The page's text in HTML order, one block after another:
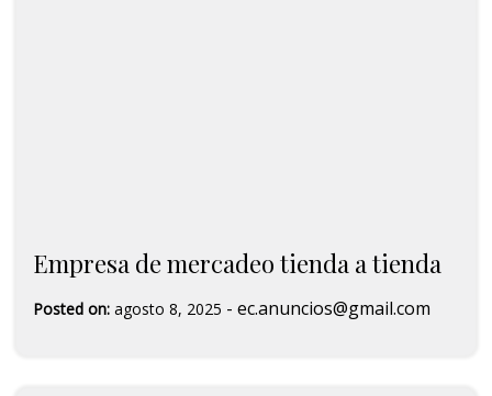
Empresa de mercadeo tienda a tienda
Posted on: agosto 8, 2025 - ec.anuncios@gmail.com